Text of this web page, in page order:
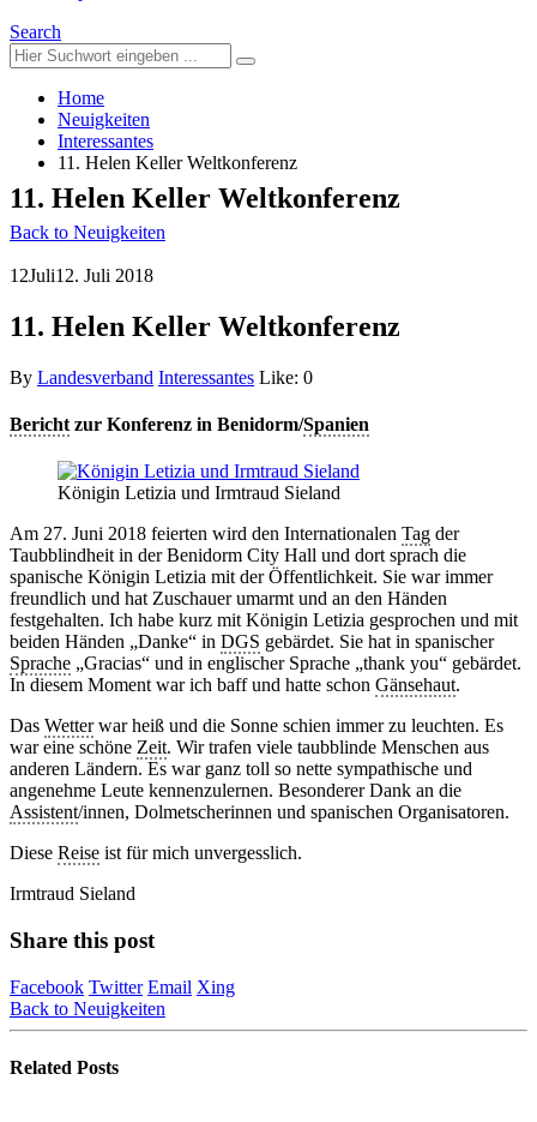
Search
Home
Neuigkeiten
Interessantes
11. Helen Keller Weltkonferenz
11. Helen Keller Weltkonferenz
Back to Neuigkeiten
12Juli12. Juli 2018
11. Helen Keller Weltkonferenz
By Landesverband Interessantes Like: 0
Bericht zur Konferenz in Benidorm/Spanien
Königin Letizia und Irmtraud Sieland
Am 27. Juni 2018 feierten wird den Internationalen Tag der
Taubblindheit in der Benidorm City Hall und dort sprach die
spanische Königin Letizia mit der Öffentlichkeit. Sie war immer
freundlich und hat Zuschauer umarmt und an den Händen
festgehalten. Ich habe kurz mit Königin Letizia gesprochen und mit
beiden Händen „Danke“ in DGS gebärdet. Sie hat in spanischer
Sprache „Gracias“ und in englischer Sprache „thank you“ gebärdet.
In diesem Moment war ich baff und hatte schon Gänsehaut.
Das Wetterwar heiß und die Sonne schien immer zu leuchten. Es
war eine schöne Zeit. Wir trafen viele taubblinde Menschen aus
anderen Ländern. Es war ganz toll so nette sympathische und
angenehme Leute kennenzulernen. Besonderer Dank an die
Assistent/innen, Dolmetscherinnen und spanischen Organisatoren.
Diese Reise ist für mich unvergesslich.
Irmtraud Sieland
Share this post
Facebook Twitter Email Xing
Back to Neuigkeiten
Related Posts